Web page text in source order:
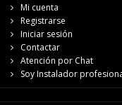
Mi cuenta
Registrarse
Iniciar sesión
Contactar
Atención por Chat
Soy Instalador